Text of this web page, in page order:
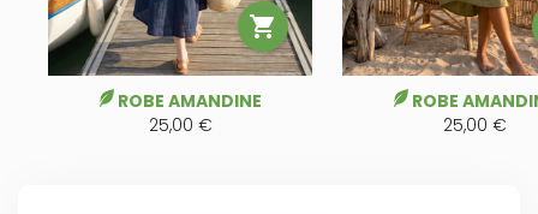

ROBE AMANDINE
25,00 €
ROBE
25,00 €